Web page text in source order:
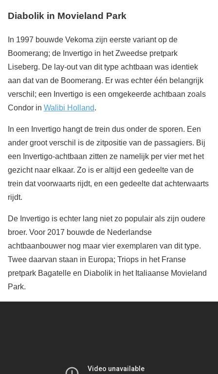
Diabolik in Movieland Park
In 1997 bouwde Vekoma zijn eerste variant op de
Boomerang; de Invertigo in het Zweedse pretpark
Liseberg. De lay-out van dit type achtbaan was identiek
aan dat van de Boomerang. Er was echter één belangrijk
verschil; een Invertigo is een omgekeerde achtbaan zoals
Condor in Walibi Holland.
In een Invertigo hangt de trein dus onder de sporen. Een
ander groot verschil is de zitpositie van de passagiers. Bij
een Invertigo-achtbaan zitten ze namelijk per vier met het
gezicht naar elkaar. Zo is er altijd een gedeelte van de
trein dat voorwaarts rijdt, en een gedeelte dat achterwaarts
rijdt.
De Invertigo is echter lang niet zo populair als zijn oudere
broer. Voor 2017 bouwde de Nederlandse
achtbaanbouwer nog maar vier exemplaren van dit type.
Twee daarvan staan in Europa; Triops in het Franse
pretpark Bagatelle en Diabolik in het Italiaanse Movieland
Park.